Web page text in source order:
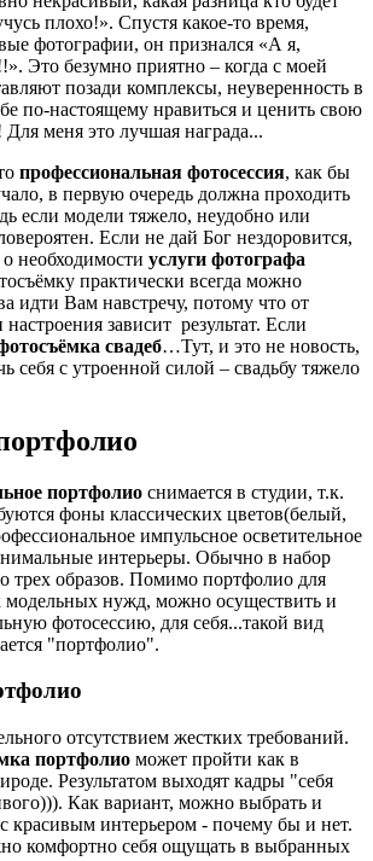
плохо!». Спустя какое-то время,
фотографии, он признался «А я,
Это безумно приятно – когда с моей
позади комплексы, неуверенность в
по-настоящему нравиться и ценить свою
меня это лучшая награда...
профессиональная фотосессия, как бы
в первую очередь должна проходить
если модели тяжело, неудобно или
Если не дай Бог нездоровится,
о необходимости услуги фотографа
практически всегда можно
идти Вам навстречу, потому что от
зависит результат. Если
свадеб…Тут, и это не новость,
себя с утроенной силой – свадьбу тяжело
портфолио снимается в студии, т.к.
фоны классических цветов(белый,
импульсное осветительное
интерьеры. Обычно в набор
трех образов. Помимо портфолио для
модельных нужд, можно осуществить и
фотосессию, для себя...такой вид
"портфолио".
отсутствием жестких требований.
портфолио может пройти как в
Результатом выходят кадры "себя
Как вариант, можно выбрать и
красивым интерьером - почему бы и нет.
комфортно себя ощущать в выбранных